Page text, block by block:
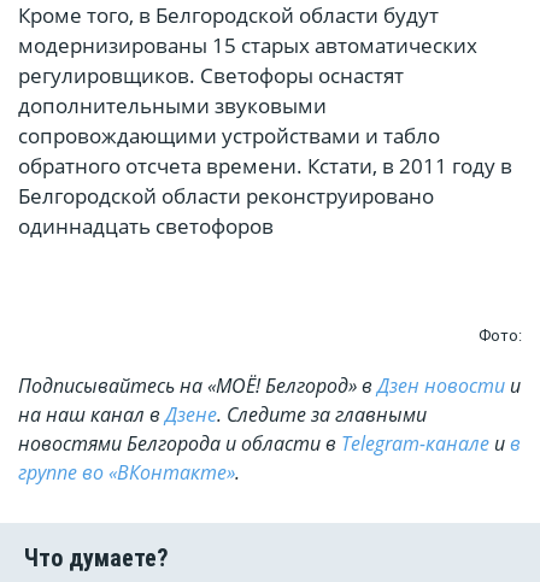
Кроме того, в Белгородской области будут
модернизированы 15 старых автоматических
регулировщиков. Светофоры оснастят
дополнительными звуковыми
сопровождающими устройствами и табло
обратного отсчета времени. Кстати, в 2011 году в
Белгородской области реконструировано
одиннадцать светофоров
Фото:
Подписывайтесь на «МОЁ! Белгород» вДзен новости и
на наш канал вДзене. Cледите за главными
новостями Белгорода и области в Telegram-канале ив
группе во «ВКонтакте».